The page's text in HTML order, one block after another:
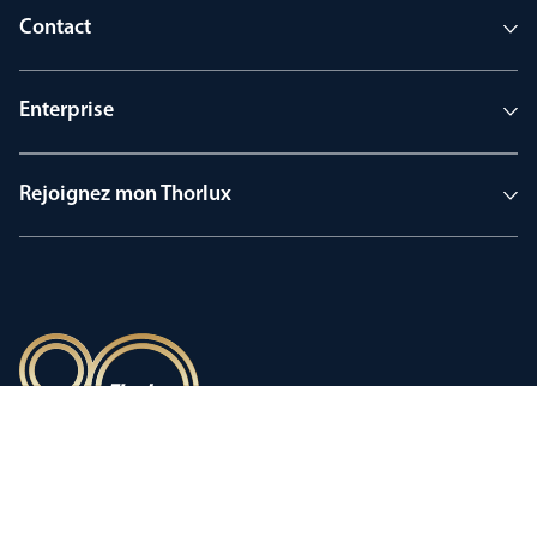
Contact
Enterprise
Rejoignez mon Thorlux